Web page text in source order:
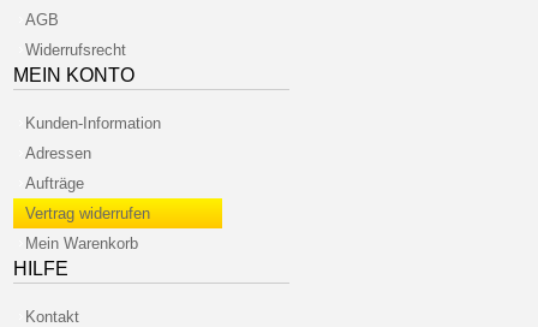
AGB
Widerrufsrecht
MEIN KONTO
Kunden-Information
Adressen
Aufträge
Vertrag widerrufen
Mein Warenkorb
HILFE
Kontakt